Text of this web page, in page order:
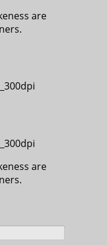
are
are